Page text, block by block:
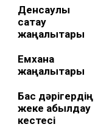
Денсаулық
сақтау
жаңалықтары
Емхана
жаңалықтары
Бас дәрігердің
жеке қабылдау
кестесі